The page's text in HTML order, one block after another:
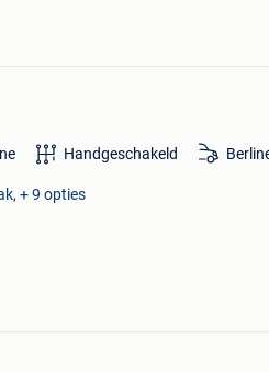
Handgeschakeld
+ 9 opties